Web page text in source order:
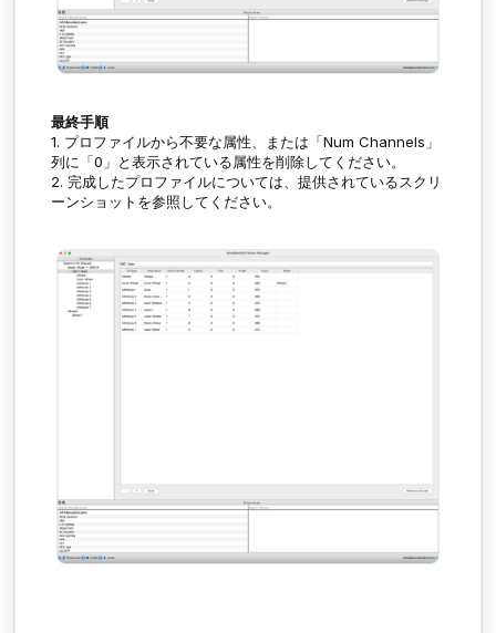
最終手順
1. プロファイルから不要な属性、または「Num Channels 」
列に「0」と表示されている属性を削除してください。
2. 完成したプロファイルについては、提供されているスクリ
ーンショットを参照してください。